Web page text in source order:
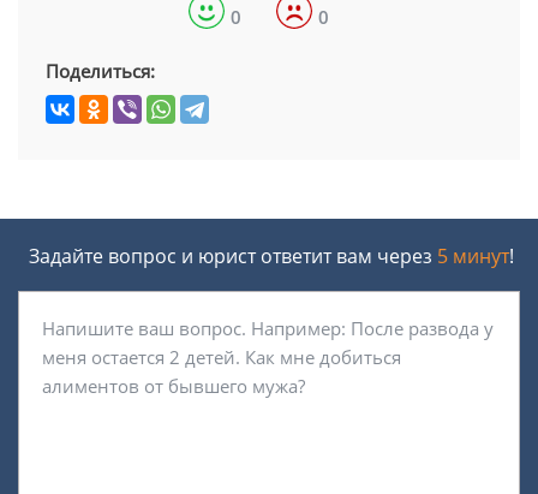
0 0
Поделиться:
Задайте вопрос и юрист ответит вам через 5 минут!